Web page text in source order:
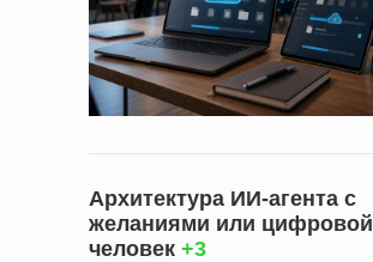
Архитектура ИИ-агента с
желаниями или цифровой
человек +3